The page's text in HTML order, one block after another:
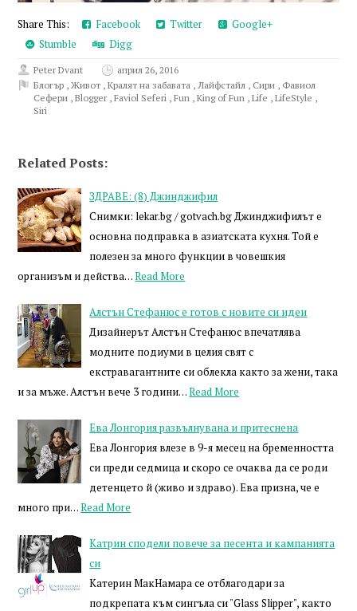
Share This: Facebook Twitter
Google+
Stumble
Digg
Peter Dvant
април 26, 2016
Блогър ,Живот ,Кралят на забавата ,Лайфстайл , Сири , Фавиол
Сефери ,Blogger ,Faviol Seferi ,Fun ,King of Fun ,Life ,LifeStyle ,
Siri
Related Posts:
ЗДРАВЕ: (8) Джинджифил
Снимки: lekar.bg / gotvach.bg Джинджифилът е
основна подправка в азиатската кухня. Той е
полезен за много функции в човешкия
организъм и действа…Read More
Алстън Стефанюс е готов с новите си идеи
Дизайнерът Алстън Стефанюс впечатлява
модните подиуми в целия свят с
екстравагантните си облекла както за жени, така
и за мъже. Алстън вече 3 години…Read More
Ева Лонгория развълнувана и притеснена
Ева Лонгория влезе в 9-я месец на бременността
си преди седмица и скоро се очаква да се роди
детенцето й (живо и здраво). Ева призна, че е
много при…Read More
Катрин сподели повече за песента и кампанията
си
Катерин МакНамара се отблагодари за
подкрепата към сингъла си "Glass Slipper", както